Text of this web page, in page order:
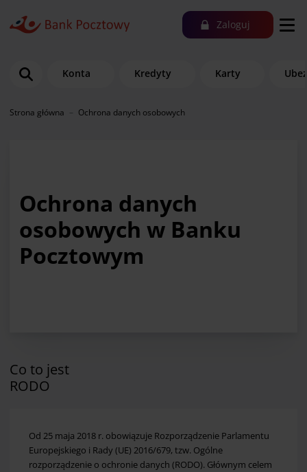
Zaloguj
Konta Kredyty Karty
Strona główna Ochrona danych osobowych
Ochrona danych
osobowych w Banku
Pocztowym
Co to jest
RODO
Od 25 maja 2018 r. obowiązuje Rozporządzenie Parlamentu
Europejskiego i Rady (UE) 2016/679, tzw. Ogólne
rozporządzenie o ochronie danych (RODO). Głównym celem